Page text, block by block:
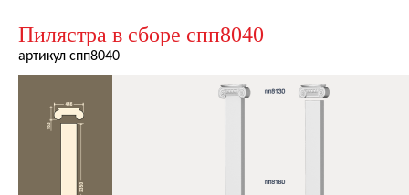
Пилястра в сборе спп8040
артикул спп8040